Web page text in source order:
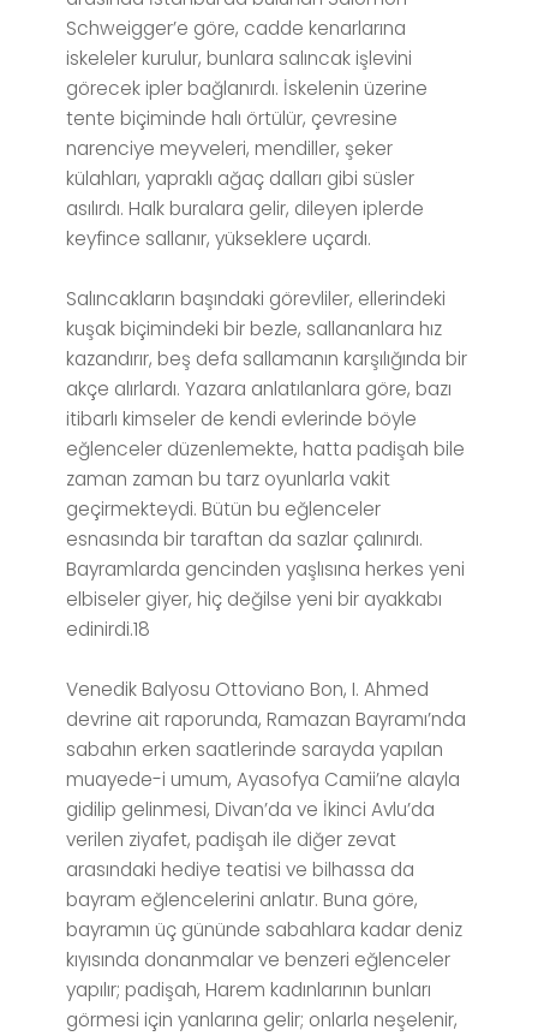
Schweigger’e göre, cadde kenarlarına
iskeleler kurulur, bunlara salıncak işlevini
görecek ipler bağlanırdı. İskelenin üzerine
tente biçiminde halı örtülür, çevresine
narenciye meyveleri, mendiller, şeker
külahları, yapraklı ağaç dalları gibi süsler
asılırdı. Halk buralara gelir, dileyen iplerde
keyfince sallanır, yükseklere uçardı.
Salıncakların başındaki görevliler, ellerindeki
kuşak biçimindeki bir bezle, sallananlara hız
kazandırır, beş defa sallamanın karşılığında bir
akçe alırlardı. Yazara anlatılanlara göre, bazı
itibarlı kimseler de kendi evlerinde böyle
eğlenceler düzenlemekte, hatta padişah bile
zaman zaman bu tarz oyunlarla vakit
geçirmekteydi. Bütün bu eğlenceler
esnasında bir taraftan da sazlar çalınırdı.
Bayramlarda gencinden yaşlısına herkes yeni
elbiseler giyer, hiç değilse yeni bir ayakkabı
edinirdi.18
Venedik Balyosu Ottoviano Bon, I. Ahmed
devrine ait raporunda, Ramazan Bayramı’nda
sabahın erken saatlerinde sarayda yapılan
muayede-i umum, Ayasofya Camii’ne alayla
gidilip gelinmesi, Divan’da ve İkinci Avlu’da
verilen ziyafet, padişah ile diğer zevat
arasındaki hediye teatisi ve bilhassa da
bayram eğlencelerini anlatır. Buna göre,
bayramın üç gününde sabahlara kadar deniz
kıyısında donanmalar ve benzeri eğlenceler
yapılır; padişah, Harem kadınlarının bunları
görmesi için yanlarına gelir; onlarla neşelenir,